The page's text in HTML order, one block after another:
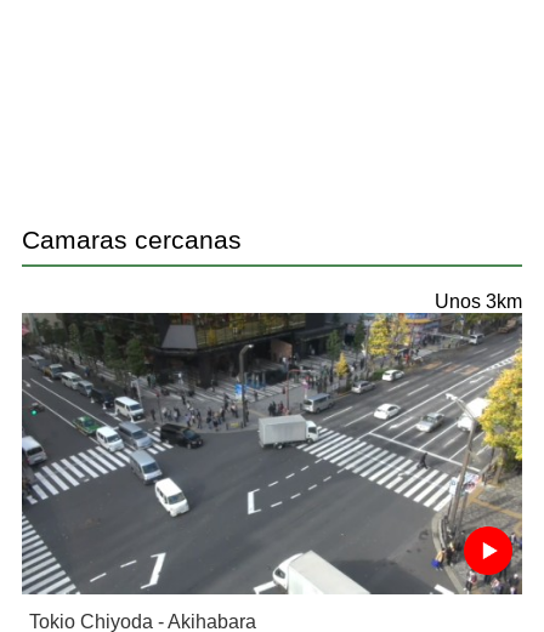
Camaras cercanas
Unos 3km
Tokio Chiyoda - Akihabara